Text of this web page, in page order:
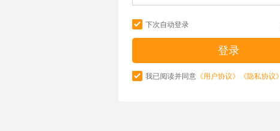
下次自动登录
我已阅读并同意 《用户协议》 《隐私协议》